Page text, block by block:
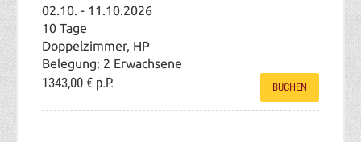
02.10. - 11.10.2026
10 Tage
Doppelzimmer, HP
Belegung: 2 Erwachsene
1343,00 € p.P. BUCHEN